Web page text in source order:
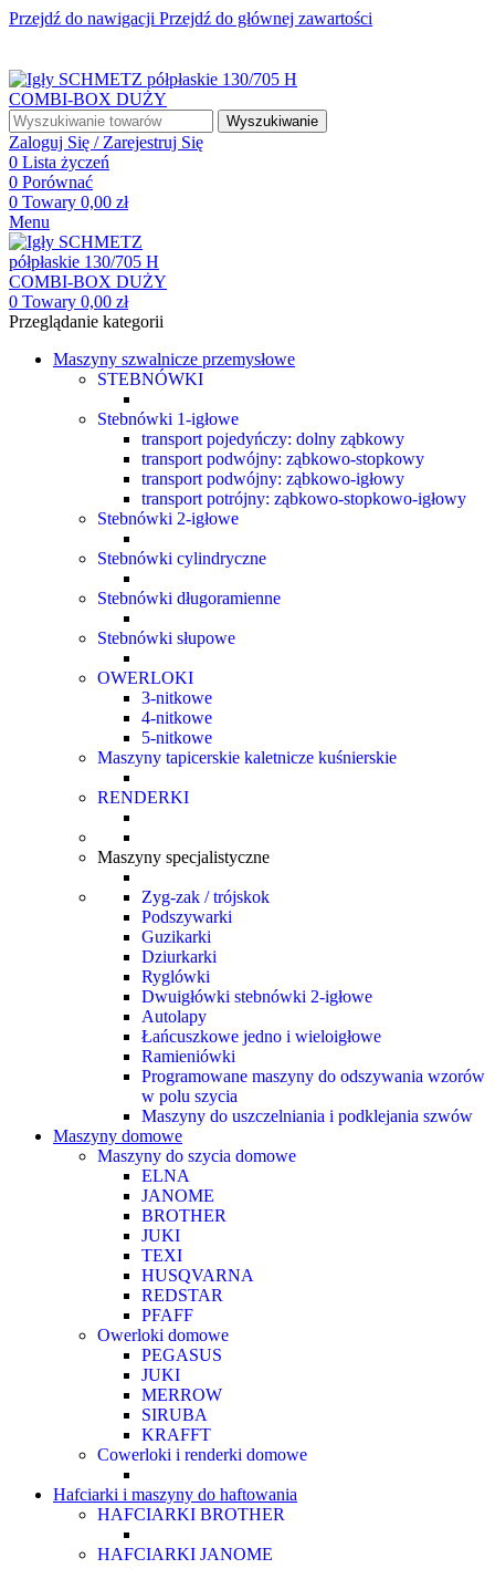
Przejdź do nawigacji Przejdź do głównej zawartości
Wyszukiwanie
Zaloguj Się / Zarejestruj Się
0 Lista życzeń
0 Porównać
0 Towary 0,00 zł
Menu
0 Towary 0,00 zł
Przeglądanie kategorii
Maszyny szwalnicze przemysłowe
STEBNÓWKI
Stebnówki 1-igłowe
transport pojedyńczy: dolny ząbkowy
transport podwójny: ząbkowo-stopkowy
transport podwójny: ząbkowo-igłowy
transport potrójny: ząbkowo-stopkowo-igłowy
Stebnówki 2-igłowe
Stebnówki cylindryczne
Stebnówki długoramienne
Stebnówki słupowe
OWERLOKI
3-nitkowe
4-nitkowe
5-nitkowe
Maszyny tapicerskie kaletnicze kuśnierskie
RENDERKI
Maszyny specjalistyczne
Zyg-zak / trójskok
Podszywarki
Guzikarki
Dziurkarki
Ryglówki
Dwuigłówki stebnówki 2-igłowe
Autolapy
Łańcuszkowe jedno i wieloigłowe
Ramieniówki
Programowane maszyny do odszywania wzorów
w polu szycia
Maszyny do uszczelniania i podklejania szwów
Maszyny domowe
Maszyny do szycia domowe
ELNA
JANOME
BROTHER
JUKI
TEXI
HUSQVARNA
REDSTAR
PFAFF
Owerloki domowe
PEGASUS
JUKI
MERROW
SIRUBA
KRAFFT
Cowerloki i renderki domowe
Hafciarki i maszyny do haftowania
HAFCIARKI BROTHER
HAFCIARKI JANOME